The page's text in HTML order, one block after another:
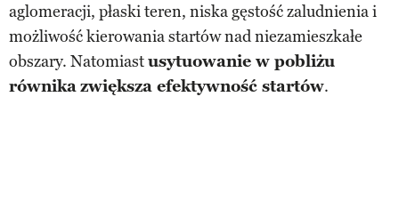
aglomeracji, płaski teren, niska gęstość zaludnienia i
możliwość kierowania startów nad niezamieszkałe
obszary. Natomiastusytuowanie w pobliżu
równikazwiększa efektywność startów.